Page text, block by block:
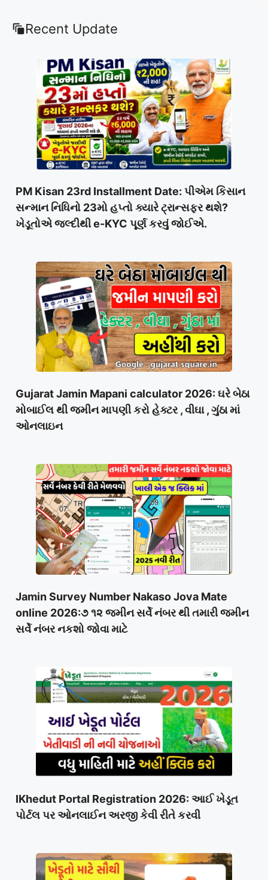
Recent Update
PM Kisan 23rd Installment Date: પીએમ કિસાન
સન્માન નિધિનો 23મો હપ્તો ક્યારે ટ્રાન્સફર થશે?
ખેડૂતોએ જલ્દીથી e-KYC પૂર્ણ કરવું જોઈએ.
Gujarat Jamin Mapani calculator 2026: ઘરે બેઠા
મોબાઈલ થી જમીન માપણી કરો હેક્ટર , વીઘા , ગુંઠા માં
ઓનલાઇન
Jamin Survey Number Nakaso Jova Mate
online 2026:૭ ૧૨ જમીન સર્વે નંબર થી તમારી જમીન
સર્વે નંબર નકશો જોવા માટે
IKhedut Portal Registration 2026: આઈ ખેડૂત
પોર્ટલ પર ઓનલાઈન અરજી કેવી રીતે કરવી